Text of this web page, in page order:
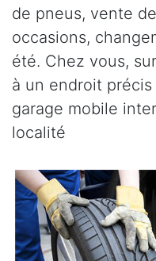
de pneus, vente
occasions,
été. Chez vous,
à un endroit
garage mobile
localité